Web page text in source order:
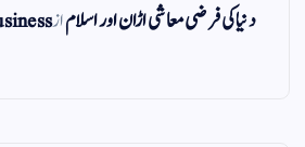
دنیا کی فرضی معاشی اڑان اور اسلاماز